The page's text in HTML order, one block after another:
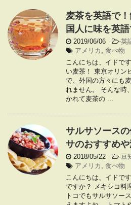
麦茶を英語で
国人に味を英
2019/06/06 -英
アメリカ , 食べ物
こんにちは、イドで
い麦茶！ 東京オリン
で、外国の方々にも
れません。 そんな時
かれて麦茶の ...
サルサソース
サのおすすめ
2018/05/22 -豆
アメリカ , 食べ物
こんにちは、イドで
ですか？ メキシコ料
トコでもサルサソー